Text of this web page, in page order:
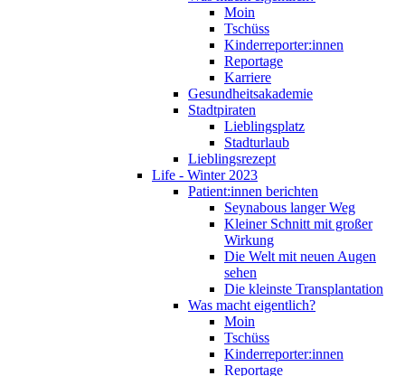
Moin
Tschüss
Kinderreporter:innen
Reportage
Karriere
Gesundheitsakademie
Stadtpiraten
Lieblingsplatz
Stadturlaub
Lieblingsrezept
Life - Winter 2023
Patient:innen berichten
Seynabous langer Weg
Kleiner Schnitt mit großer
Wirkung
Die Welt mit neuen Augen
sehen
Die kleinste Transplantation
Was macht eigentlich?
Moin
Tschüss
Kinderreporter:innen
Reportage